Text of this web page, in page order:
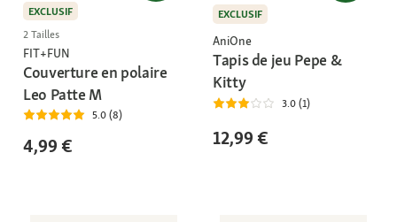
EXCLUSIF
2 Tailles
FIT+FUN
Couverture en polaire
Leo Patte M
5.0 (8)
4,99 €
EXCLUSIF
AniOne
Tapis de jeu Pepe &
Kitty
3.0 (1)
12,99 €